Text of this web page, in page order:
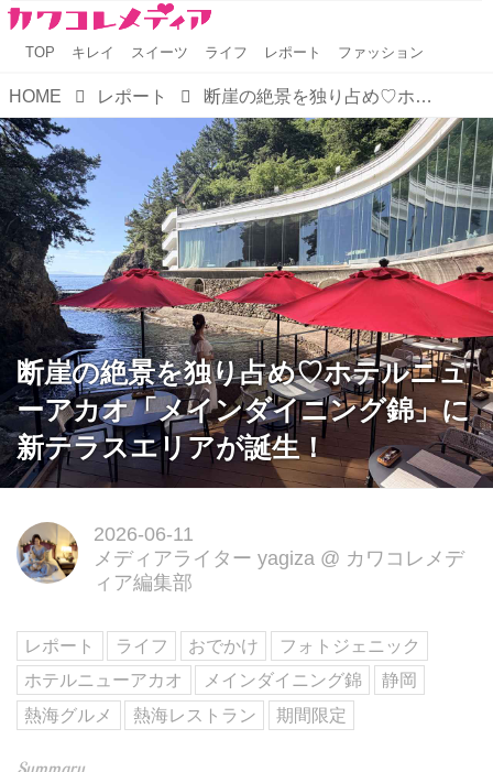
TOP キレイ スイーツ ライフ レポート ファッション
HOME レポート 断崖の絶景を独り占め♡ホテルニューアカオ「メインダイニング錦」に新テラスエリアが誕生！
断崖の絶景を独り占め♡ホテルニュ
ーアカオ「メインダイニング錦」に
新テラスエリアが誕生！
2026-06-11
メディアライター yagiza @ カワコレメデ
ィア編集部
レポート ライフ おでかけ
フォトジェニック
ホテルニューアカオ
メインダイニング錦
静岡
熱海グルメ
熱海レストラン 期間限定